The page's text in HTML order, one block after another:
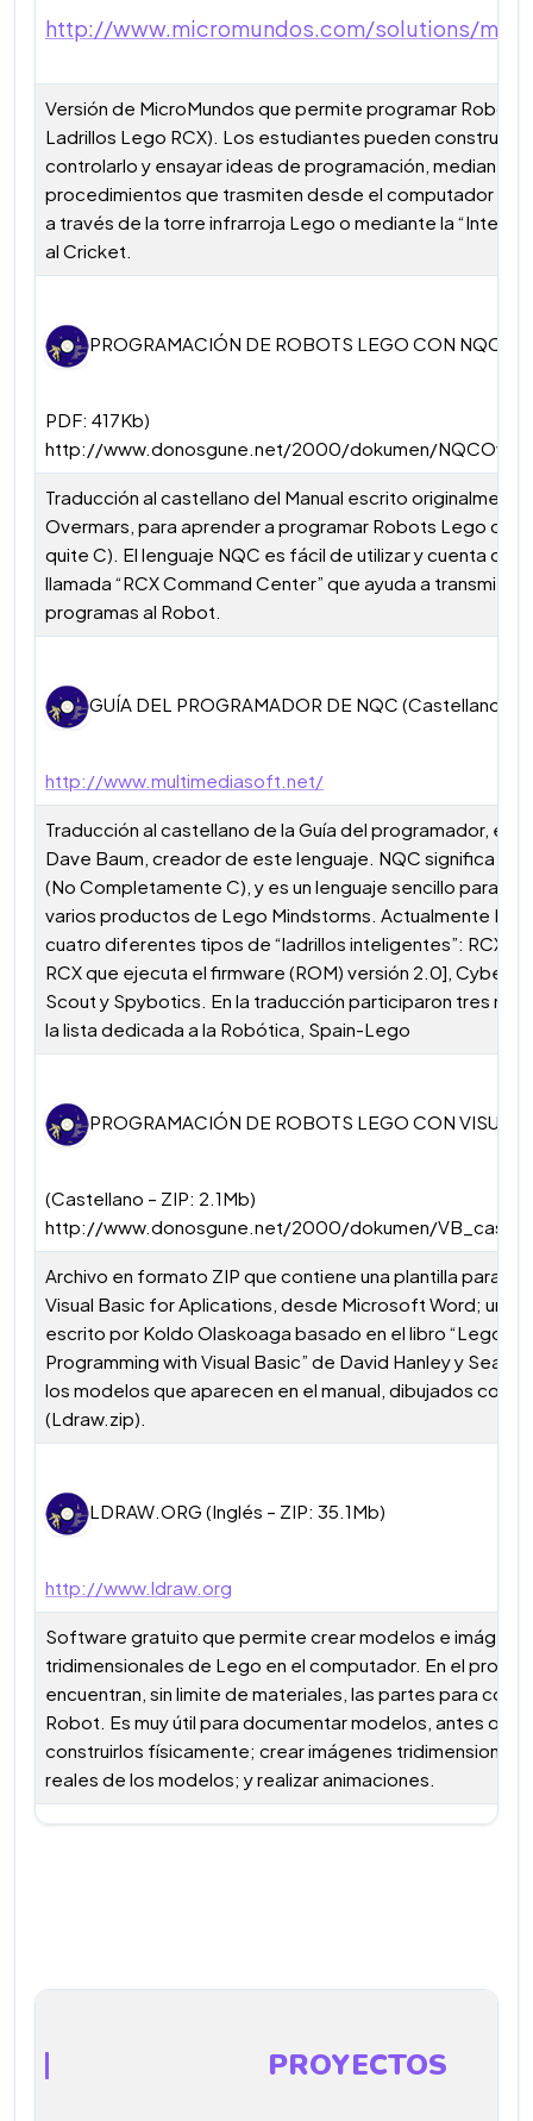
http://www.micromundos.com/solutions/
Versión de MicroMundos que permite programar Robots
Ladrillos Lego RCX). Los estudiantes pueden construir
controlarlo y ensayar ideas de programación, mediante
procedimientos que trasmiten desde el computador al
a través de la torre infrarroja Lego o mediante la
al Cricket.
PROGRAMACIÓN DE ROBOTS LEGO CON NQC
PDF: 417Kb)
http://www.donosgune.net/2000/dokumen/
Traducción al castellano del Manual escrito originalmente
Overmars, para aprender a programar Robots Lego con
quite C). El lenguaje NQC es fácil de utilizar y cuenta con
llamada “RCX Command Center” que ayuda a transmitir
programas al Robot.
GUÍA DEL PROGRAMADOR DE NQC (Castellano –
http://www.multimediasoft.net/
Traducción al castellano de la Guía del programador,
Dave Baum, creador de este lenguaje. NQC significa
(No Completamente C), y es un lenguaje sencillo para
varios productos de Lego Mindstorms. Actualmente
cuatro diferentes tipos de “ladrillos inteligentes”: RCX,
RCX que ejecuta el firmware (ROM) versión 2.0],
Scout y Spybotics. En la traducción participaron tres
la lista dedicada a la Robótica, Spain-Lego
PROGRAMACIÓN DE ROBOTS LEGO CON VISUAL
(Castellano – ZIP: 2.1Mb)
http://www.donosgune.net/2000/dokumen/
Archivo en formato ZIP que contiene una plantilla para
Visual Basic for Aplications, desde Microsoft Word; un
escrito por Koldo Olaskoaga basado en el libro “Lego
Programming with Visual Basic” de David Hanley y Sean
los modelos que aparecen en el manual, dibujados con
(Ldraw.zip).
LDRAW.ORG (Inglés – ZIP: 35.1Mb)
http://www.ldraw.org
Software gratuito que permite crear modelos e
tridimensionales de Lego en el computador. En el
encuentran, sin limite de materiales, las partes para
Robot. Es muy útil para documentar modelos, antes o
construirlos físicamente; crear imágenes
reales de los modelos; y realizar animaciones.
PROYECTOS